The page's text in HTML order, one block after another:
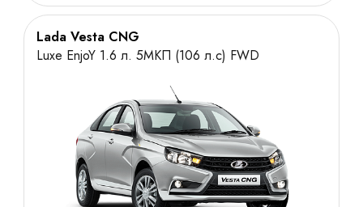
Lada Vesta CNG
Luxe EnjoY 1.6 л. 5МКП (106 л.с) FWD